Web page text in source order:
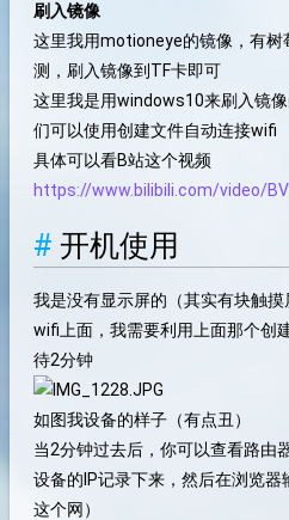
刷入镜像
这里我用motioneye的镜像，有树
测，刷入镜像到TF卡即可
这里我是用windows10来刷入镜
们可以使用创建文件自动连接wifi
具体可以看B站这个视频
https://www.bilibili.com/video/
开机使用
我是没有显示屏的（其实有块触
wifi上面，我需要利用上面那个创
待2分钟
如图我设备的样子（有点丑）
当2分钟过去后，你可以查看路由
设备的IP记录下来，然后在浏览
这个网）